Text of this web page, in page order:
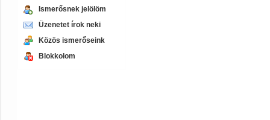
Ismerősnek jelölöm
Üzenetet írok neki
Közös ismerőseink
Blokkolom